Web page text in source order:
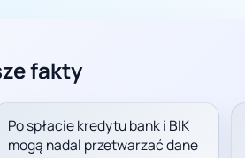
fakty
Po spłacie kredytu bank i BIK
mogą nadal przetwarzać dane